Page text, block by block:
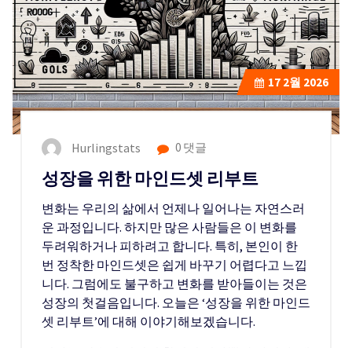
17 2월 2026
Hurlingstats 0 댓글
성장을 위한 마인드셋 리부트
변화는 우리의 삶에서 언제나 일어나는 자연스러
운 과정입니다. 하지만 많은 사람들은 이 변화를
두려워하거나 피하려고 합니다. 특히, 본인이 한
번 정착한 마인드셋은 쉽게 바꾸기 어렵다고 느낍
니다. 그럼에도 불구하고 변화를 받아들이는 것은
성장의 첫걸음입니다. 오늘은 ‘성장을 위한 마인드
셋 리부트’에 대해 이야기해보겠습니다.